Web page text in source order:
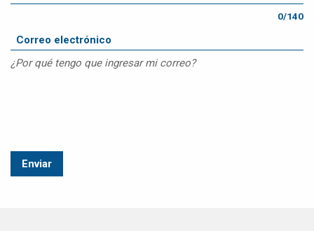
0/140
¿Por qué tengo que ingresar mi correo?